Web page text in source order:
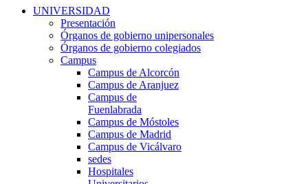
UNIVERSIDAD
Presentación
Órganos de gobierno unipersonales
Órganos de gobierno colegiados
Campus
Campus de Alcorcón
Campus de Aranjuez
Campus de
Fuenlabrada
Campus de Móstoles
Campus de Madrid
Campus de Vicálvaro
sedes
Hospitales